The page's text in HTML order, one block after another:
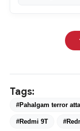
Tags:
#Pahalgam terror
#Redmi 9T